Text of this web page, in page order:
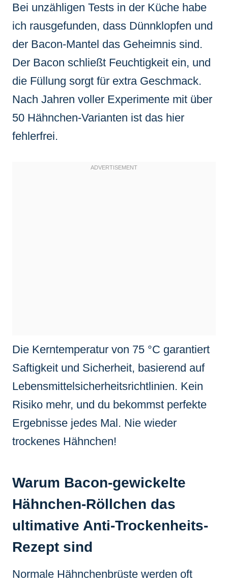
Bei unzähligen Tests in der Küche habe
ich rausgefunden, dass Dünnklopfen und
der Bacon-Mantel das Geheimnis sind.
Der Bacon schließt Feuchtigkeit ein, und
die Füllung sorgt für extra Geschmack.
Nach Jahren voller Experimente mit über
50 Hähnchen-Varianten ist das hier
fehlerfrei.
Die Kerntemperatur von 75 °C garantiert
Saftigkeit und Sicherheit, basierend auf
Lebensmittelsicherheitsrichtlinien. Kein
Risiko mehr, und du bekommst perfekte
Ergebnisse jedes Mal. Nie wieder
trockenes Hähnchen!
Warum Bacon-gewickelte
Hähnchen-Röllchen das
ultimative Anti-Trockenheits-
Rezept sind
Normale Hähnchenbrüste werden oft